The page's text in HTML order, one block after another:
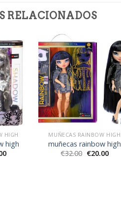
RELACIONADOS
HIGH
high
MUÑECAS RAINBOW HIGH
muñecas rainbow high
€32.00 €20.00